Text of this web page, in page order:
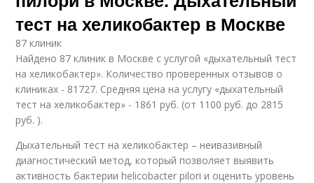
тест на хеликобактер в Москве
87 клиник
Найдено 87 клиник в Москве с услугой «дыхательный тест
на хеликобактер». Количество проверенных отзывов о
клиниках - 81727. Средняя цена на услугу «дыхательный
тест на хеликобактер» - 1861 руб. (от 1100 руб. до 2815
руб. ).
Дыхательный тест на хеликобактер – неивазивный
диагностический метод, который позволяет выявить
активность бактерии helicobacter pilori и оценить уровень